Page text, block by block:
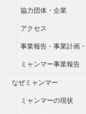
協力団体・企業
アクセス
事業報告・事業計画
ミャンマー事業報告
なぜミャンマー
ミャンマーの現状